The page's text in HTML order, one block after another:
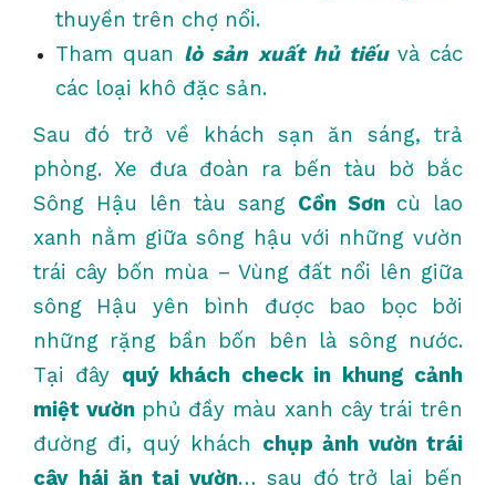
thuyền trên chợ nổi.
Tham quan lò sản xuất hủ tiếu và các
các loại khô đặc sản.
Sau đó trở về khách sạn ăn sáng, trả
phòng. Xe đưa đoàn ra bến tàu bờ bắc
Sông Hậu lên tàu sang Cồn Sơn cù lao
xanh nằm giữa sông hậu với những vườn
trái cây bốn mùa – Vùng đất nổi lên giữa
sông Hậu yên bình được bao bọc bởi
những rặng bần bốn bên là sông nước.
Tại đây quý khách check in khung cảnh
miệt vườn phủ đầy màu xanh cây trái trên
đường đi, quý khách chụp ảnh vườn trái
cây hái ăn tại vườn… sau đó trở lại bến